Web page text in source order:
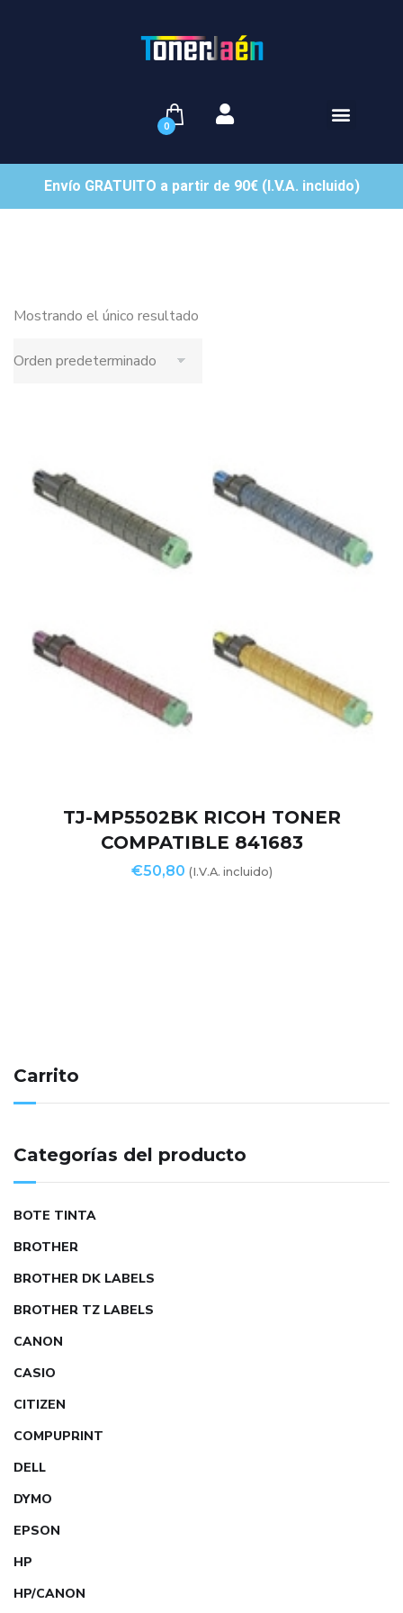
0
Envío GRATUITO a partir de 90€ (I.V.A. incluido)
Mostrando el único resultado
TJ-MP5502BK RICOH TONER
COMPATIBLE 841683
€50,80 (I.V.A. incluido)
Carrito
Categorías del producto
BOTE TINTA
BROTHER
BROTHER DK LABELS
BROTHER TZ LABELS
CANON
CASIO
CITIZEN
COMPUPRINT
DELL
DYMO
EPSON
HP
HP/CANON